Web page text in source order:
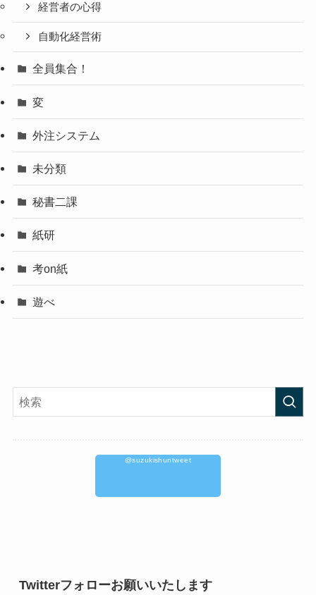
経営者の心得
自動化経営術
全員集合！
変
外注システム
未分類
秘書二課
紙研
考on紙
遊べ
@suzukishuntweet
Twitterフォローお願いいたします